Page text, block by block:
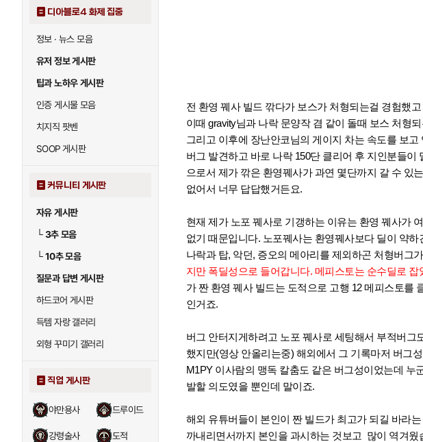
디아블로4 화제 집중
정보 · 뉴스 모음
유저 정보 게시판
팁과 노하우 게시판
인증 게시물 모음
치지직 팟벤
SOOP 게시판
커뮤니티 게시판
자유 게시판
└3추 모음
└10추 모음
질문과 답변 게시판
하드코어 게시판
득템 자랑 갤러리
외형 꾸미기 갤러리
직업 게시판
야만용사 드루이드
강령술사 도적
전 환영 꿰사 빌드 깎다가 보스가 처형되는걸 경험했
이때 gravity님과 나락 문양작 겸 같이 돌때 보스 처형
그리고 이후에 장난안코님의 게이지 차는 속도를 보
버그 발견하고 바로 나락 150단 클리어 후 지인분들
으로서 제가 깎은 환영꿰사가 과연 몇단까지 갈 수 있
없어서 너무 답답했거든요.
현재 제가 노포 꿰사로 기갱하는 이유는 환영 꿰사가
없기 때문입니다. 노포꿰사는 환영꿰사보다 딜이 약
나락과 탑, 악던, 증오의 메아리를 제외하곤 처형버그
지만 폭딜성으로 들어갑니다. 메피스토는 순수딜로 잡
가 짠 환영 꿰사 빌드는 도적으로 고행 12 메피스토를
인거죠.
버그 안터지게하려고 노포 꿰사로 세팅해서 부적버그
했지만(영상 안올리는중) 해외에서 그 기록마저 버그
M1PY 이사람의 맹독 칼춤도 같은 버그성이었는데 누
발할 의도였을 뿐인데 말이죠.
해외 유튜버들이 본인이 짠 빌드가 최고가 되길 바라
까내리면서까지 본인을 과시하는 것보고 많이 역겨